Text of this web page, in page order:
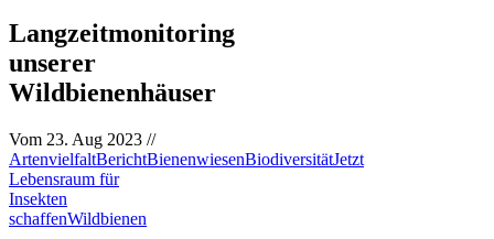
Langzeitmonitoring
unserer
Wildbienenhäuser
Vom 23. Aug 2023 //
ArtenvielfaltBerichtBienenwiesenBiodiversitätJetzt
Lebensraum für
Insekten
schaffenWildbienen